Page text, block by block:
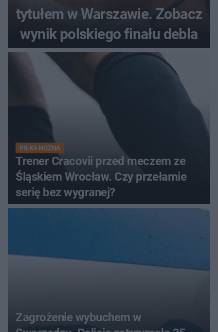
tytułem w Warszawie. Zobacz
wynik polskiego finału debla
PIŁKA NOŻNA
Trener Cracovii przed meczem ze
Śląskiem Wrocław. Czy przełamie
serię bez wygranej?
Zagrożenie wybuchem w